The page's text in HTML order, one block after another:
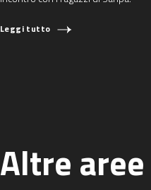
Leggi tutto
Altre